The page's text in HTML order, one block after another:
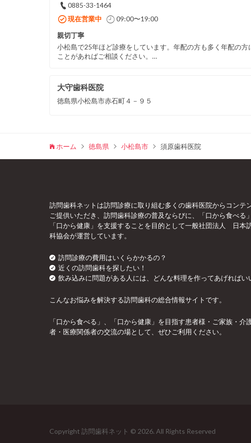
0885-33-1464
現在営業中
09:00〜19:00
親切丁寧
小松島で25年ほど診療をしています。年配の方も多く年配の
ことがあればご相談ください。…
大守歯科医院
徳島県小松島市赤石町４－９５
ホーム 徳島県 小松島市 須原歯科医院
訪問歯科ネットは訪問診療に取り組む多くの歯科医院からコンテ
ご提供いただき、訪問歯科診療の普及ならびに、「口から食べる」
「口から健康」を支援することを目的として一般社団法人 日本
科協会が運営しています。
訪問診療の費用はいくらかかるの？
近くの訪問歯科を探したい！
飲み込みに問題がある人には、どんな料理を作ってあげればい
こんなお悩みを解決する訪問歯科の総合情報サイトです。
「口から食べる」、「口から健康」を目指す患者様・ご家族・介
者・医療関係者の交流の場として、ぜひご利用ください。
Copyright 訪問歯科ネット © 2026. All Rights Reserved